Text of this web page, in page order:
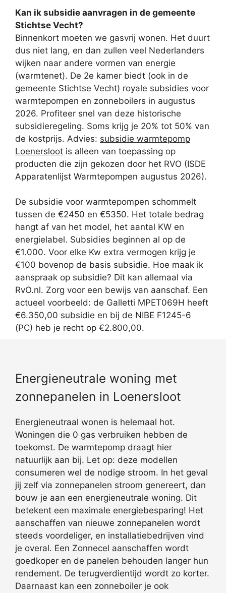
Kan ik subsidie aanvragen in de gemeente
Stichtse Vecht?
Binnenkort moeten we gasvrij wonen. Het duurt
dus niet lang, en dan zullen veel Nederlanders
wijken naar andere vormen van energie
(warmtenet). De 2e kamer biedt (ook in de
gemeente Stichtse Vecht) royale subsidies voor
warmtepompen en zonneboilers in augustus
2026. Profiteer snel van deze historische
subsidieregeling. Soms krijg je 20% tot 50% van
de kostprijs. Advies: subsidie warmtepomp
Loenersloot is alleen van toepassing op
producten die zijn gekozen door het RVO (ISDE
Apparatenlijst Warmtepompen augustus 2026).
De subsidie voor warmtepompen schommelt
tussen de €2450 en €5350. Het totale bedrag
hangt af van het model, het aantal KW en
energielabel. Subsidies beginnen al op de
€1.000. Voor elke Kw extra vermogen krijg je
€100 bovenop de basis subsidie. Hoe maak ik
aanspraak op subsidie? Dit kan allemaal via
RvO.nl. Zorg voor een bewijs van aanschaf. Een
actueel voorbeeld: de Galletti MPET069H heeft
€6.350,00 subsidie en bij de NIBE F1245-6
(PC) heb je recht op €2.800,00.
Energieneutrale woning met
zonnepanelen in Loenersloot
Energieneutraal wonen is helemaal hot.
Woningen die 0 gas verbruiken hebben de
toekomst. De warmtepomp draagt hier
natuurlijk aan bij. Let op: deze modellen
consumeren wel de nodige stroom. In het geval
jij zelf via zonnepanelen stroom genereert, dan
bouw je aan een energieneutrale woning. Dit
betekent een maximale energiebesparing! Het
aanschaffen van nieuwe zonnepanelen wordt
steeds voordeliger, en installatiebedrijven vind
je overal. Een Zonnecel aanschaffen wordt
goedkoper en de panelen behouden langer hun
rendement. De terugverdientijd wordt zo korter.
Daarnaast kan een zonneboiler je ook